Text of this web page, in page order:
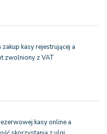
zakup kasy rejestrującej a
zwolniony z VAT
kasy online a